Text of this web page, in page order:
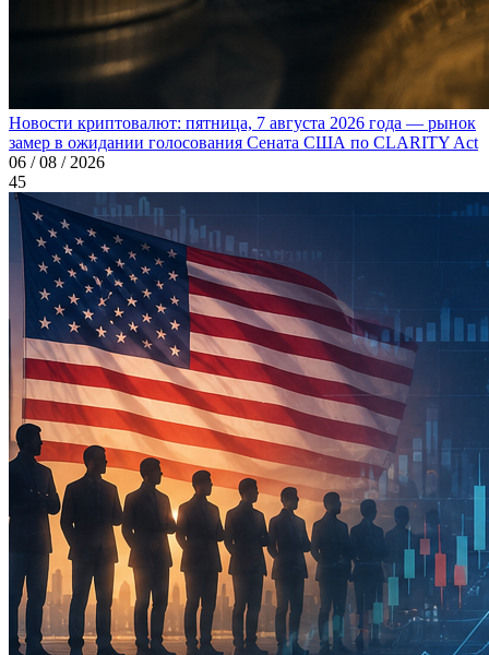
Новости криптовалют: пятница, 7 августа 2026 года — рынок
замер в ожидании голосования Сената США по CLARITY Act
06 / 08 / 2026
45